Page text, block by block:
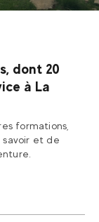
dont 20
à La
formations,
et de